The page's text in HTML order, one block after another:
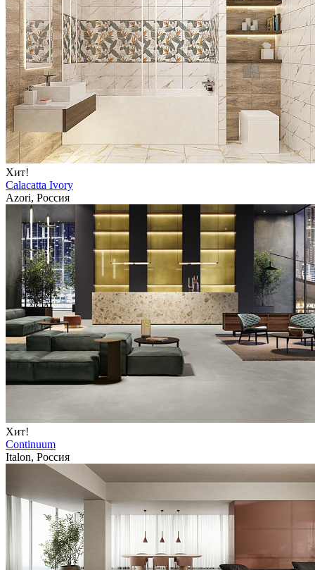
Хит!
Calacatta Ivory
Azori, Россия
Хит!
Continuum
Italon, Россия